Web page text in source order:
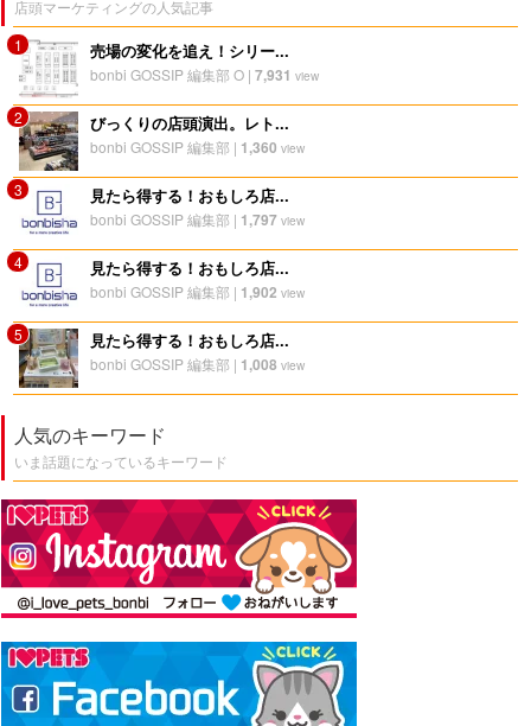
店頭マーケティングの人気記事
1
売場の変化を追え！シリー...
bonbi GOSSIP 編集部 O | 7,931 view
2 びっくりの店頭演出。レト...
bonbi GOSSIP 編集部 | 1,360 view
3 見たら得する！おもしろ店...
bonbi GOSSIP 編集部 | 1,797 view
4 見たら得する！おもしろ店...
bonbi GOSSIP 編集部 | 1,902 view
5 見たら得する！おもしろ店...
bonbi GOSSIP 編集部 | 1,008 view
人気のキーワード
いま話題になっているキーワード